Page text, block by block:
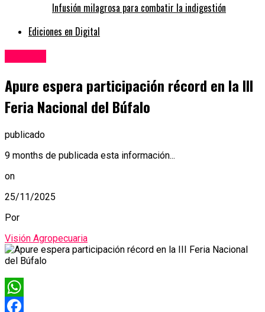
Infusión milagrosa para combatir la indigestión
Ediciones en Digital
Apure espera participación récord en la III
Feria Nacional del Búfalo
publicado
9 months de publicada esta información...
on
25/11/2025
Por
Visión Agropecuaria
WhatsApp